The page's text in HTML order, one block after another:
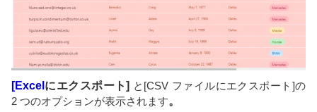
[Excel にエクスポート] と[CSV ファイルにエクスポート]の
2 つのオプションが表示されます。